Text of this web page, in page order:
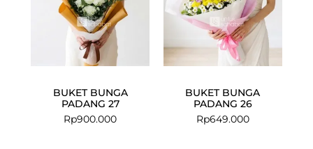
BUKET BUNGA
PADANG 27
Rp900.000
BUKET BUNGA
PADANG 26
Rp649.000